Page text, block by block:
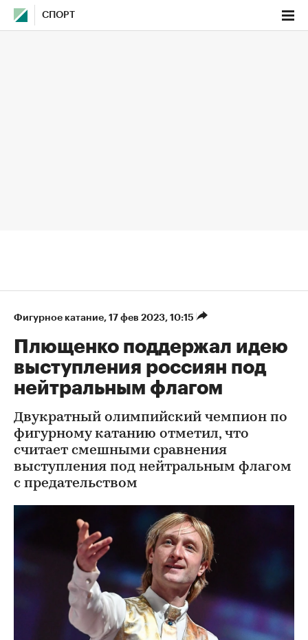
СПОРТ
Фигурное катание⁠, 17 фев 2023, 10:15
Плющенко поддержал идею
выступления россиян под
нейтральным флагом
Двукратный олимпийский чемпион по
фигурному катанию отметил, что
считает смешными сравнения
выступления под нейтральным флагом
с предательством